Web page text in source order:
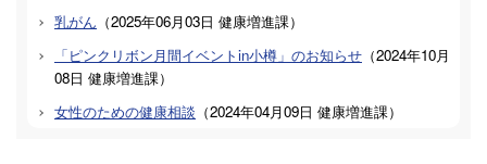
乳がん （2025年06月03日 健康増進課）
「ピンクリボン月間イベントin小樽」のお知らせ （2024年10月
08日 健康増進課）
女性のための健康相談 （2024年04月09日 健康増進課）